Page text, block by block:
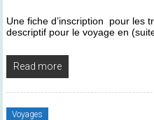
Une fiche d’inscription pour les
descriptif pour le voyage en
Read more
Voyages